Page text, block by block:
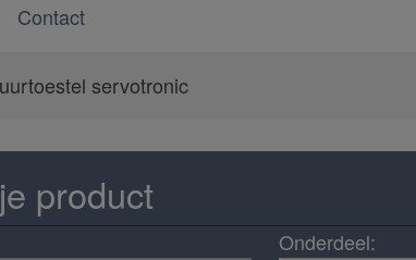
Contact
servotronic
product
Onderdeel: